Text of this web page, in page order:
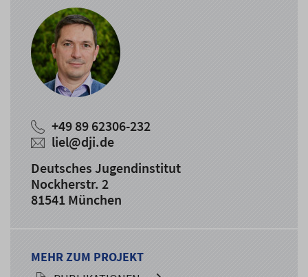
+49 89 62306-232
liel@dji.de
Deutsches Jugendinstitut
Nockherstr. 2
81541 München
MEHR ZUM PROJEKT